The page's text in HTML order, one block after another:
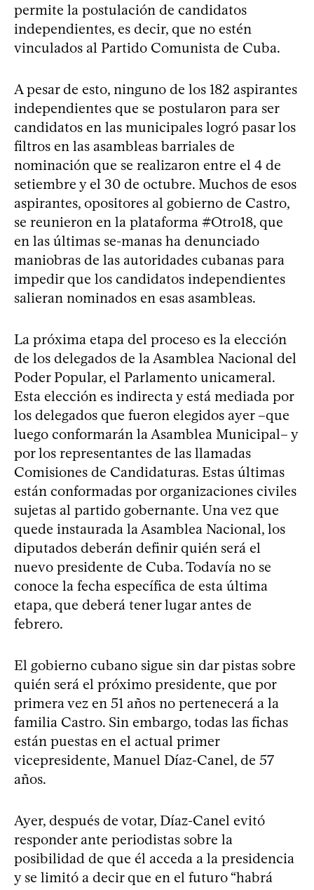
permite la postulación de candidatos
independientes, es decir, que no estén
vinculados al Partido Comunista de Cuba.
A pesar de esto, ninguno de los 182 aspirantes
independientes que se postularon para ser
candidatos en las municipales logró pasar los
filtros en las asambleas barriales de
nominación que se realizaron entre el 4 de
setiembre y el 30 de octubre. Muchos de esos
aspirantes, opositores al gobierno de Castro,
se reunieron en la plataforma #Otro18, que
en las últimas se-manas ha denunciado
maniobras de las autoridades cubanas para
impedir que los candidatos independientes
salieran nominados en esas asambleas.
La próxima etapa del proceso es la elección
de los delegados de la Asamblea Nacional del
Poder Popular, el Parlamento unicameral.
Esta elección es indirecta y está mediada por
los delegados que fueron elegidos ayer –que
luego conformarán la Asamblea Municipal– y
por los representantes de las llamadas
Comisiones de Candidaturas. Estas últimas
están conformadas por organizaciones civiles
sujetas al partido gobernante. Una vez que
quede instaurada la Asamblea Nacional, los
diputados deberán definir quién será el
nuevo presidente de Cuba. Todavía no se
conoce la fecha específica de esta última
etapa, que deberá tener lugar antes de
febrero.
El gobierno cubano sigue sin dar pistas sobre
quién será el próximo presidente, que por
primera vez en 51 años no pertenecerá a la
familia Castro. Sin embargo, todas las fichas
están puestas en el actual primer
vicepresidente, Manuel Díaz-Canel, de 57
años.
Ayer, después de votar, Díaz-Canel evitó
responder ante periodistas sobre la
posibilidad de que él acceda a la presidencia
y se limitó a decir que en el futuro “habrá